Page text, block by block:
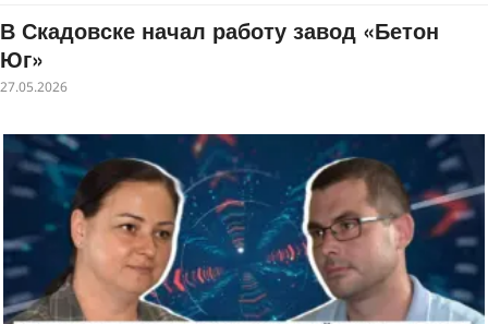
В Скадовске начал работу завод «Бетон
Юг»
27.05.2026